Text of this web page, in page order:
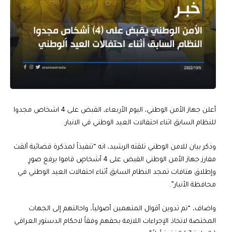
أعلن جهاز الأمن الوطني، اليوم الأربعاء، القبض على 4 اشخاص مجدوا
للنظام السابق اثناء احتفالات العيد الوطني في الانبار.
وذكر بيان للامن الوطني تلقته الرشيد، انه “تنفيذاً لمذكرة قضائية ألقت
مفارز جهاز الأمن الوطني القبض على 4 أشخاصٍ قاموا برفع صورٍ
وإطلاق هتافات تمجد النظام السابق أثناء احتفالات العيد الوطني في
محافظة الأنبار”.
واضاف، “تم تدوين أقوال المتهمين أصولياً، واحالتهم إلى الجهات
المختصة لاتخاذ الإجراءات اللازمة بحقهم وفقاً لاحكام الدستور العراقي